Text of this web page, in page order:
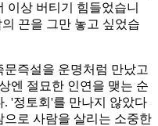
이상 버티기 힘들었습니
끈을 그만 놓고 싶었습
즉설을 운명처럼 만났고
엔 절묘한 인연을 맺는 순
'정토회'를 만나지 않았다
으로 사람을 살리는 소중한